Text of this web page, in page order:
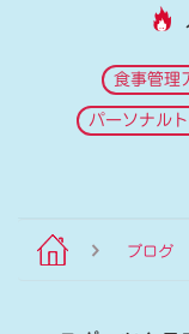
食事管理
パーソナル
ブログ